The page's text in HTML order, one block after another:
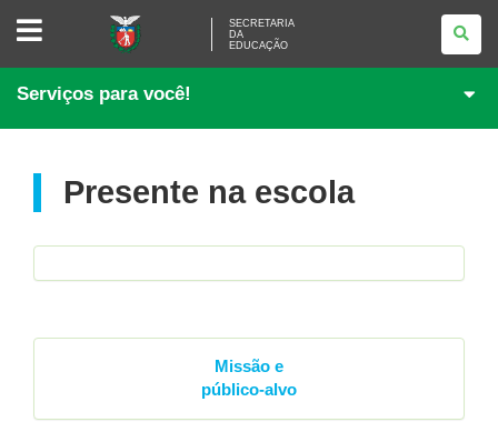
SECRETARIA
EDUCAÇÃO
SECRETARIA
DA
EDUCAÇÃO
Serviços para você!
Presente na escola
Missão e
público-alvo